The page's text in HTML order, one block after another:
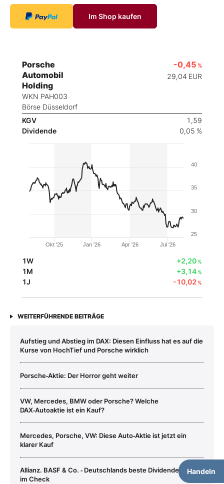
Im Shop kaufen
Porsche
Automobil
Holding
WKN PAH003
Börse Düsseldorf
-0,45 %
29,04 EUR
KGV
1,59
Dividende
0,05 %
Handeln
Okt '25 Jan '26 Apr '26 Jul '26
25
30
35
40
1W +2,20%
1M +3,14%
1J -10,02%
WEITERFÜHRENDE BEITRÄGE
Aufstieg und Abstieg im DAX: Diesen Einfluss hat es auf die
Kurse von HochTief und Porsche wirklich
Porsche‑Aktie: Der Horror geht weiter
VW, Mercedes, BMW oder Porsche? Welche
DAX‑Autoaktie ist ein Kauf?
Mercedes, Porsche, VW: Diese Auto‑Aktie ist jetzt ein
klarer Kauf
Allianz. BASF & Co. ‑ Deutschlands beste Dividendenaktien
im Check